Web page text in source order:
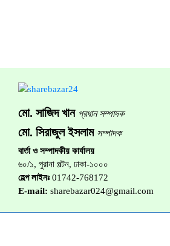
মো. সাজিদ খান প্রধান সম্পাদক
মো. সিরাজুল ইসলাম সম্পাদক
বার্তা ও সম্পাদকীয় কার্যালয়
৬০/১, পুরানা পল্টন, ঢাকা-১০০০
হেল্প লাইনঃ 01742-768172
E-mail: sharebazar024@gmail.com